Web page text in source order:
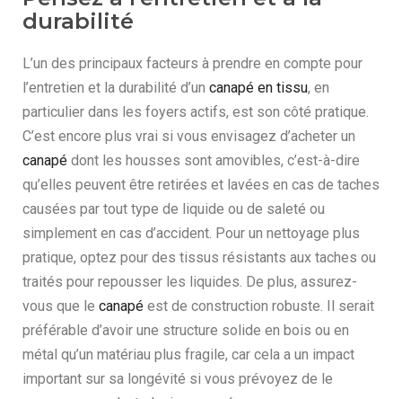
durabilité
L’un des principaux facteurs à prendre en compte pour
l’entretien et la durabilité d’un canapé en tissu, en
particulier dans les foyers actifs, est son côté pratique.
C’est encore plus vrai si vous envisagez d’acheter un
canapé dont les housses sont amovibles, c’est-à-dire
qu’elles peuvent être retirées et lavées en cas de taches
causées par tout type de liquide ou de saleté ou
simplement en cas d’accident. Pour un nettoyage plus
pratique, optez pour des tissus résistants aux taches ou
traités pour repousser les liquides. De plus, assurez-
vous que le canapé est de construction robuste. Il serait
préférable d’avoir une structure solide en bois ou en
métal qu’un matériau plus fragile, car cela a un impact
important sur sa longévité si vous prévoyez de le